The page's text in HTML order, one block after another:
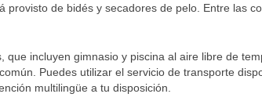
de bidés y secadores de pelo. Entre las
incluyen gimnasio y piscina al aire libre de
Puedes utilizar el servicio de transporte
multilingüe a tu disposición.